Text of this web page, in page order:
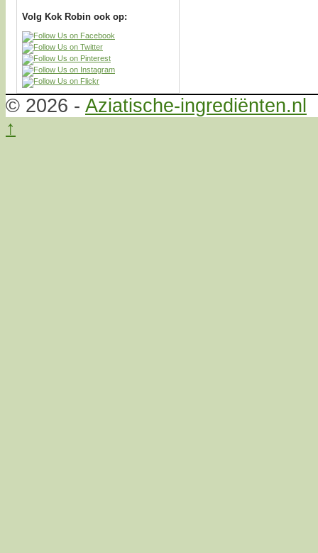
Volg Kok Robin ook op:
© 2026 - Aziatische-ingrediënten.nl
↑